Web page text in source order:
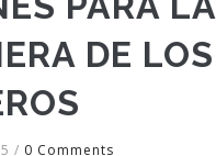
DE LOS
/ 0 Comments